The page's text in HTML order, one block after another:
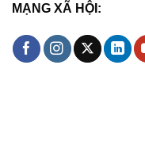
MẠNG XÃ HỘI: